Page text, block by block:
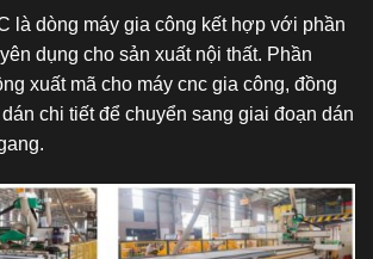
là dòng máy gia công kết hợp với phần
dụng cho sản xuất nội thất. Phần
xuất mã cho máy cnc gia công, đồng
chi tiết để chuyển sang giai đoạn dán